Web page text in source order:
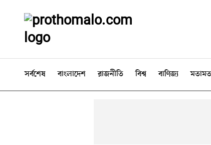
সর্বশেষ বাংলাদেশ রাজনীতি বিশ্ব বাণিজ্য মতামত